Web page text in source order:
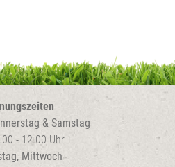
& Samstag
- 12.00 Uhr
Mittwoch